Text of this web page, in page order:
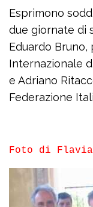
Esprimono
due giornate di
Eduardo
Internazionale
e Adriano
Federazione
Foto di Flavia